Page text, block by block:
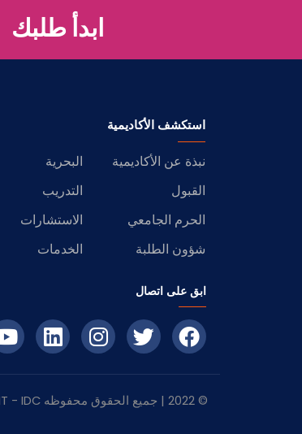
ابدأ طلبك
استكشف الأكاديمية
نبذة عن الأكاديمية
البحرية
القبول
التدريب
الحرم الجامعي
الاستشارات
شؤون الطلبة
الخدمات
ابق على اتصال
© 2022 | جميع الحقوق محفوظه IDC
- AASTMT